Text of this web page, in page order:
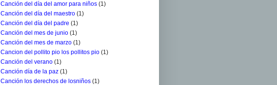
Canción del día del amor para niños (1)
Canción del día del maestro (1)
Canción del día del padre (1)
Canción del mes de junio (1)
Canción del mes de marzo (1)
Cancion del pollito pio los pollitos pio (1)
Canción del verano (1)
Canción día de la paz (1)
Canción los derechos de losniños (1)